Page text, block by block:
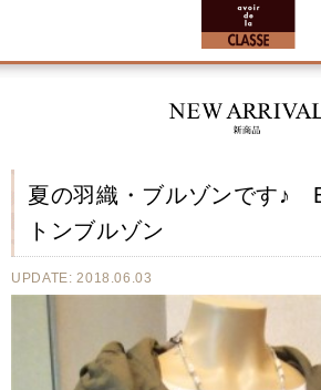
夏の羽織・ブルゾンです♪
トンブルゾン
UPDATE: 2018.06.03